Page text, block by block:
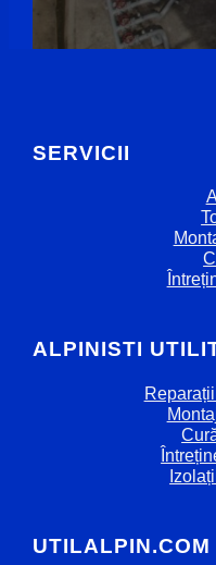
SERVICII
ALPINISTI
UTILALPIN.COM